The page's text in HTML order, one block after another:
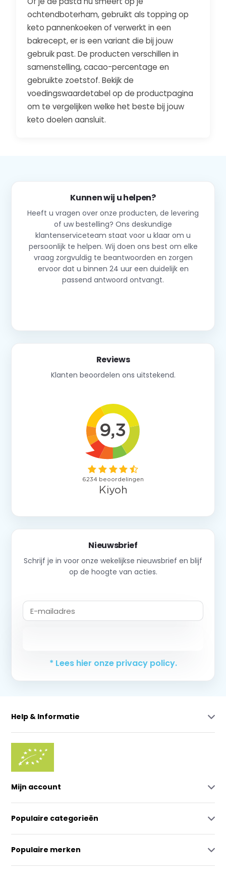
ochtendboterham, gebruikt als topping op
keto pannenkoeken of verwerkt in een
bakrecept, er is een variant die bij jouw
gebruik past. De producten verschillen in
samenstelling, cacao-percentage en
gebruikte zoetstof. Bekijk de
voedingswaardetabel op de productpagina
om te vergelijken welke het beste bij jouw
keto doelen aansluit.
Kunnen wij u helpen?
Heeft u vragen over onze producten, de levering
of uw bestelling? Ons deskundige
klantenserviceteam staat voor u klaar om u
persoonlijk te helpen. Wij doen ons best om elke
vraag zorgvuldig te beantwoorden en zorgen
ervoor dat u binnen 24 uur een duidelijk en
passend antwoord ontvangt.
Reviews
Klanten beoordelen ons uitstekend.
Nieuwsbrief
Schrijf je in voor onze wekelijkse nieuwsbrief en blijf
op de hoogte van acties.
* Lees hier onze privacy policy.
Help & Informatie
Mijn account
Populaire categorieën
Populaire merken